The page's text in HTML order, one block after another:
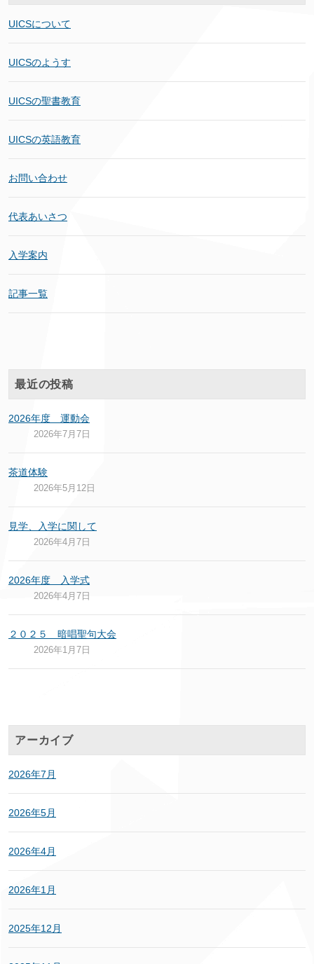
UICSについて
UICSのようす
UICSの聖書教育
UICSの英語教育
お問い合わせ
代表あいさつ
入学案内
記事一覧
最近の投稿
2026年度 運動会
2026年7月7日
茶道体験
2026年5月12日
見学、入学に関して
2026年4月7日
2026年度 入学式
2026年4月7日
２０２５ 暗唱聖句大会
2026年1月7日
アーカイブ
2026年7月
2026年5月
2026年4月
2026年1月
2025年12月